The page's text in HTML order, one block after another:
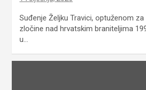
Suđenje Željku Travici, optuženom
zločine nad hrvatskim braniteljima
u…